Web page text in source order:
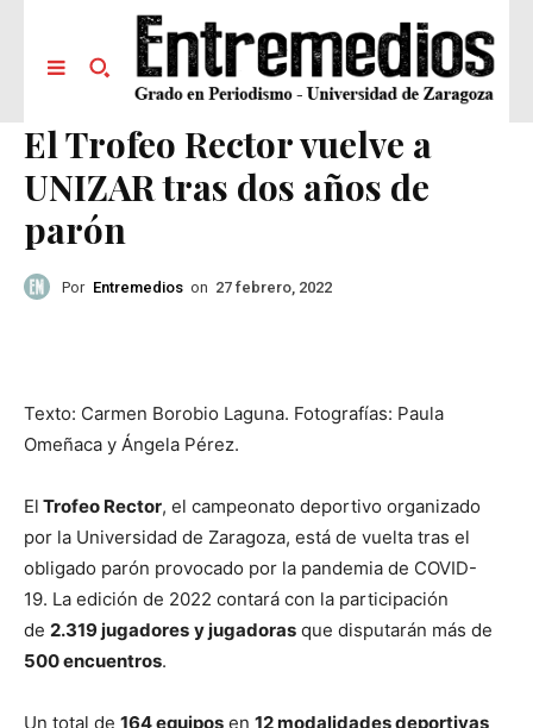
El Trofeo Rector vuelve a
UNIZAR tras dos años de
parón
Por Entremedios on 27 febrero, 2022
Texto: Carmen Borobio Laguna. Fotografías: Paula
Omeñaca y Ángela Pérez.
El Trofeo Rector, el campeonato deportivo organizado
por la Universidad de Zaragoza, está de vuelta tras el
obligado parón provocado por la pandemia de COVID-
19. La edición de 2022 contará con la participación
de 2.319 jugadores y jugadoras que disputarán más de
500 encuentros.
Un total de 164 equipos en 12 modalidades deportivas